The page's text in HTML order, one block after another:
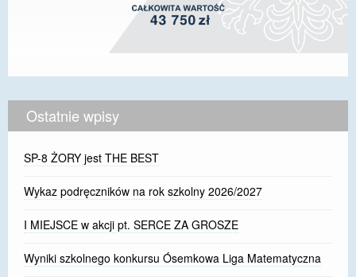
Ostatnie wpisy
SP-8 ŻORY jest THE BEST
Wykaz podręczników na rok szkolny 2026/2027
I MIEJSCE w akcji pt. SERCE ZA GROSZE
Wyniki szkolnego konkursu Ósemkowa Liga Matematyczna